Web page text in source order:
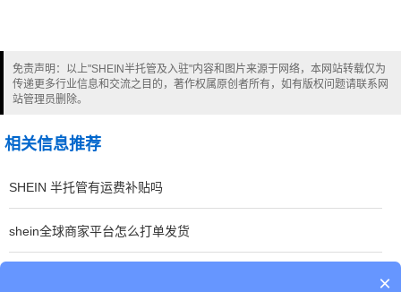
免责声明：以上"SHEIN半托管及入驻"内容和图片来源于网络，本网站转载仅为
传递更多行业信息和交流之目的，著作权属原创者所有，如有版权问题请联系网
站管理员删除。
相关信息推荐
SHEIN 半托管有运费补贴吗
shein全球商家平台怎么打单发货
×